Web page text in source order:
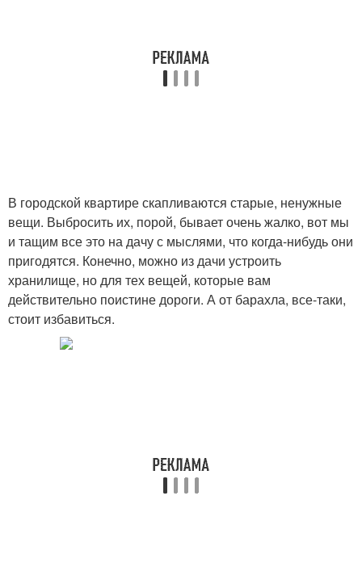
В городской квартире скапливаются старые, ненужные
вещи. Выбросить их, порой, бывает очень жалко, вот мы
и тащим все это на дачу с мыслями, что когда-нибудь они
пригодятся. Конечно, можно из дачи устроить
хранилище, но для тех вещей, которые вам
действительно поистине дороги. А от барахла, все-таки,
стоит избавиться.